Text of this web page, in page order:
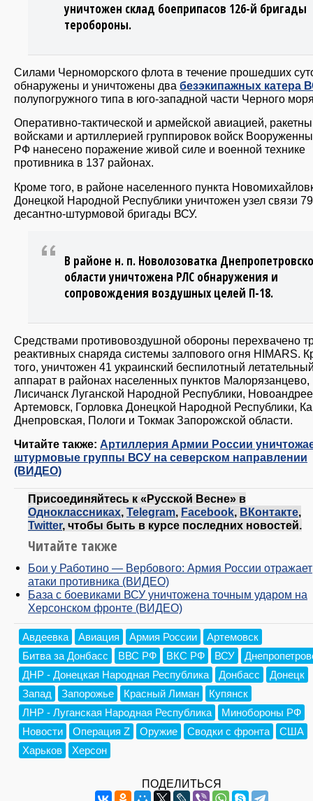
уничтожен склад боеприпасов 126-й бригады
теробороны.
Силами Черноморского флота в течение прошедших
обнаружены и уничтожены два безэкипажных катера
полупогружного типа в юго-западной части Черного
Оперативно-тактической и армейской авиацией,
войсками и артиллерией группировок войск
РФ нанесено поражение живой силе и военной технике
противника в 137 районах.
Кроме того, в районе населенного пункта
Донецкой Народной Республики уничтожен узел связи
десантно-штурмовой бригады ВСУ.
В районе н. п. Новолозоватка
области уничтожена РЛС обнаружения и
сопровождения воздушных целей П-18.
Средствами противовоздушной обороны перехвачено
реактивных снаряда системы залпового огня HIMARS.
того, уничтожен 41 украинский беспилотный
аппарат в районах населенных пунктов Малорязанцево,
Лисичанск Луганской Народной Республики,
Артемовск, Горловка Донецкой Народной Республики,
Днепровская, Пологи и Токмак Запорожской области.
Читайте также: Артиллерия Армии России
штурмовые группы ВСУ на северском направлении
(ВИДЕО)
Присоединяйтесь к «Русской Весне» в
Одноклассниках, Telegram, Facebook, ВКонтакте,
Twitter, чтобы быть в курсе последних новостей.
Читайте также
Бои у Работино — Вербового: Армия России отражает
атаки противника (ВИДЕО)
База с боевиками ВСУ уничтожена точным ударом на
Херсонском фронте (ВИДЕО)
Авдеевка Авиация Армия России
Артемовск
Битва за Донбасс
ВВС РФ ВКС РФ ВСУ
ДНР - Донецкая Народная Республика
Донбасс
Донецк
Запад
Запорожье Красный Лиман
Купянск
ЛНР - Луганская Народная Республика
Минобороны РФ
Новости
Операция Z Оружие Сводки с фронта
США
Харьков
Херсон
ПОДЕЛИТЬСЯ